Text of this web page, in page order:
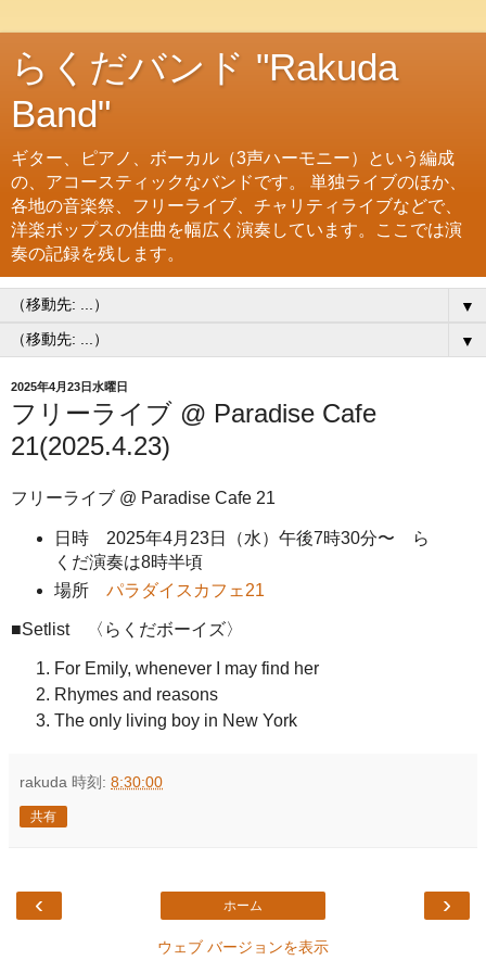
らくだバンド "Rakuda
Band"
ギター、ピアノ、ボーカル（3声ハーモニー）という編成
の、アコースティックなバンドです。 単独ライブのほか、
各地の音楽祭、フリーライブ、チャリティライブなどで、
洋楽ポップスの佳曲を幅広く演奏しています。ここでは演
奏の記録を残します。
▼
▼
2025年4月23日水曜日
フリーライブ @ Paradise Cafe
21(2025.4.23)
フリーライブ @ Paradise Cafe 21
日時 2025年4月23日（水）午後7時30分〜 ら
くだ演奏は8時半頃
場所 パラダイスカフェ21
■Setlist 〈らくだボーイズ〉
For Emily, whenever I may find her
Rhymes and reasons
The only living boy in New York
rakuda 時刻: 8:30:00
共有
‹ ›
ホーム
ウェブ バージョンを表示